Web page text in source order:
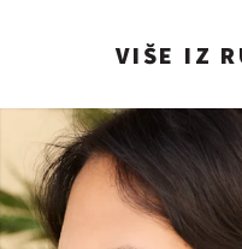
VIŠE IZ